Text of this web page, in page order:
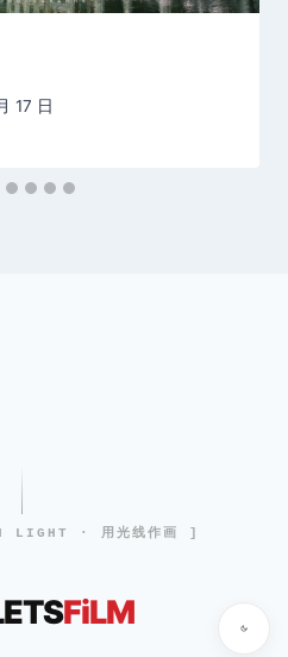
17 日
LIGHT · 用光线作画 ]
FiLM